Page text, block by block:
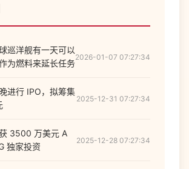
巡洋舰有一天可以
为燃料来延长任务
2026-01-07 07:27:34
进行 IPO，拟筹集
2025-12-31 07:27:34
3500 万美元 A
独家投资
2025-12-28 07:27:34